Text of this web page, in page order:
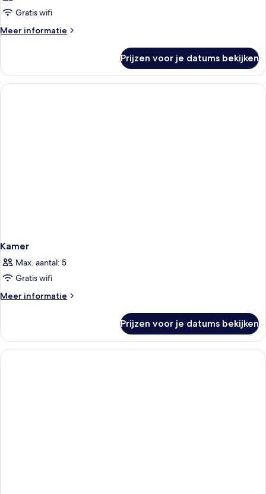
Gratis wifi
Meer informatie
Meer
Prijzen voor je datums bekijken
Kamer
Max. aantal: 5
Gratis wifi
Meer informatie
Meer
Prijzen voor je datums bekijken